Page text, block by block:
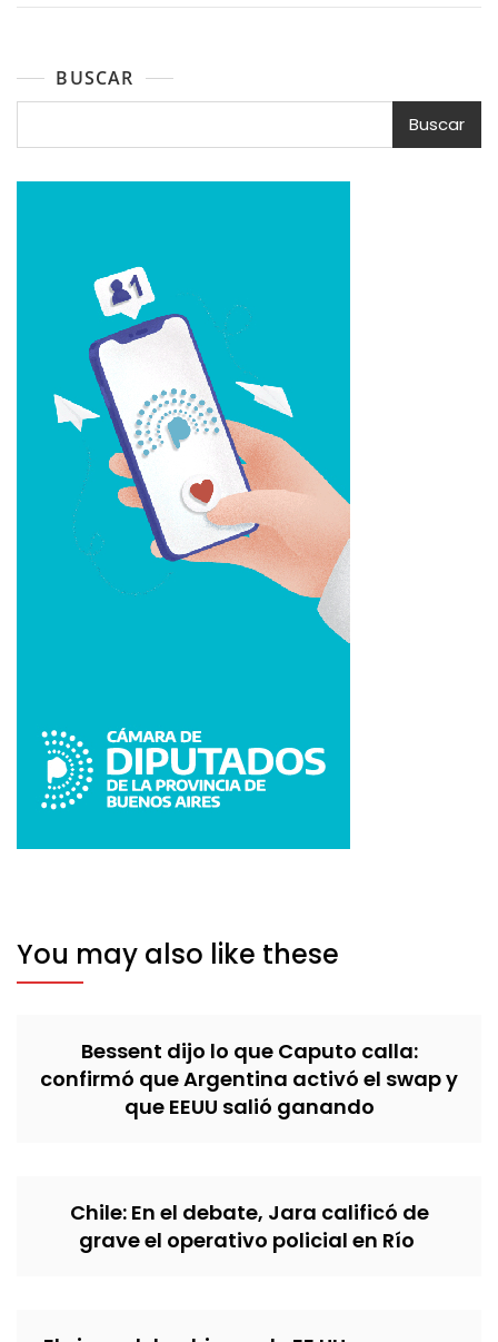
BUSCAR
Buscar
You may also like these
Bessent dijo lo que Caputo calla:
confirmó que Argentina activó el swap y
que EEUU salió ganando
Chile: En el debate, Jara calificó de
grave el operativo policial en Río